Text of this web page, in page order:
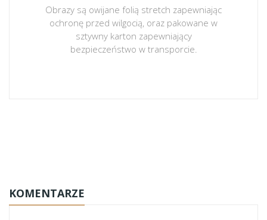
Obrazy są owijane folią stretch zapewniając
ochronę przed wilgocią, oraz pakowane w
sztywny karton zapewniający
bezpieczeństwo w transporcie.
KOMENTARZE